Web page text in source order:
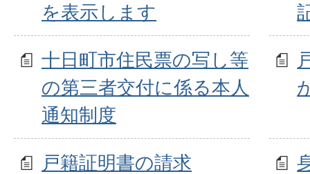
を表示します
十日町市住民票の写し等
の第三者交付に係る本人
通知制度
戸籍証明書の請求